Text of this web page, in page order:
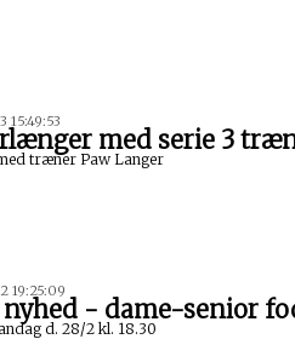
15:49:53
med serie 3
træner Paw Langer
19:25:09
- dame-senior
d. 28/2 kl. 18.30